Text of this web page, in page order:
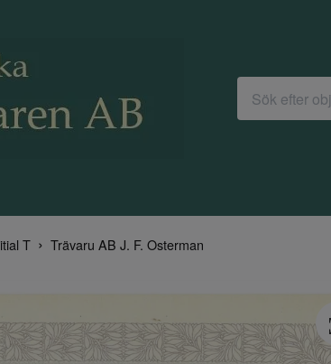
T Trävaru AB J. F. Osterman